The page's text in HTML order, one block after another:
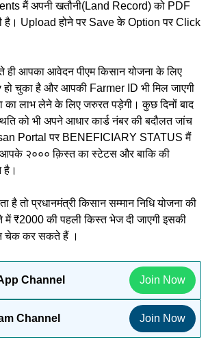
मैं अपनी खतौनी(Land Record) को PDF
है। Upload होने पर Save के Option पर Click
ही आपका आवेदन पीएम किसान योजना के लिए
चुका है और आपकी Farmer ID भी मिल जाएगी
का लाभ लेने के लिए जरुरत पड़ेगी। कुछ दिनों बाद
को भी अपने आधार कार्ड नंबर की बदौलत जांच
Portal पर BENEFICIARY STATUS मैं
आपके २००० क़िस्त का स्टेटस और बाकि की
है।
है तो प्रधानमंत्री किसान सम्मान निधि योजना की
₹2000 की पहली किस्त भेज दी जाएगी इसकी
चेक कर सकते हैं ।
Channel Join Now
Channel Join Now